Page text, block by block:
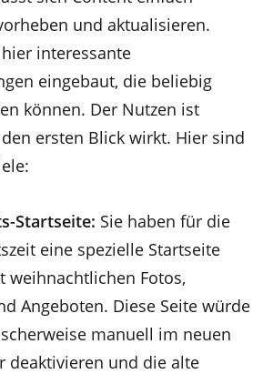
und aktualisieren.
hier interessante
eingebaut, die beliebig
können. Der Nutzen ist
ersten Blick wirkt. Hier sind
Startseite: Sie haben für die
eine spezielle Startseite
weihnachtlichen Fotos,
Angeboten. Diese Seite würde
manuell im neuen
deaktivieren und die alte